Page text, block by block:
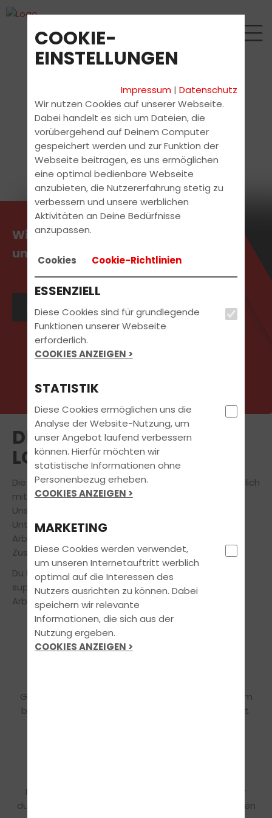
Wir suchen Verstärkung für
unser Team!
Hier geht`s zu unseren Jobs.
DEINE ARBEIT SOLL SICH
LOHNEN
Die beste Ausbildung für unsere Kunden ist nur möglich
mit den besten Fahrlehrern und Fahrlehrerinnen.
Unser Erfolg als erfolgreiches und dynamisches
Unternehmen basiert auf einer sehr positiven
Arbeitsatmosphäre und der exzellenten
Zusammenarbeit unserer qualifizierten Mitarbeiter.
Du bist bereits ein Top-Fahrlehrer? Wir bieten dir
super Kollegen und ausgezeichnete
Arbeitsbedingungen:
Gute Arbeit muss sich auch finanziell lohnen. Darum
bieten wir dir ein rundum attraktives Gehaltspaket.
Nach einer umfassenden Einarbeitung sichern wir
durch regelmäßige Team-Meetings und -Events den
COOKIE-
EINSTELLUNGEN
Impressum |Datenschutz
Wir nutzen Cookies auf unserer Webseite.
Dabei handelt es sich um Dateien, die
vorübergehend auf Deinem Computer
gespeichert werden und zur Funktion der
Webseite beitragen, es uns ermöglichen
eine optimal bedienbare Webseite
anzubieten, die Nutzererfahrung stetig zu
verbessern und unsere werblichen
Aktivitäten an Deine Bedürfnisse
anzupassen.
Cookies Cookie-Richtlinien
ESSENZIELL
Diese Cookies sind für grundlegende
Funktionen unserer Webseite
erforderlich.
COOKIES ANZEIGEN >
STATISTIK
Diese Cookies ermöglichen uns die
Analyse der Website-Nutzung, um
unser Angebot laufend verbessern
können. Hierfür möchten wir
statistische Informationen ohne
Personenbezug erheben.
COOKIES ANZEIGEN >
MARKETING
Diese Cookies werden verwendet,
um unseren Internetauftritt werblich
optimal auf die Interessen des
Nutzers ausrichten zu können. Dabei
speichern wir relevante
Informationen, die sich aus der
Nutzung ergeben.
COOKIES ANZEIGEN >